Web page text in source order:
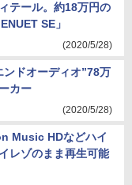
テール。約18万円の
SE」
(2020/5/28)
ンドオーディオ”78万
カー
(2020/5/28)
Music HDなどハイ
レゾのまま再生可能